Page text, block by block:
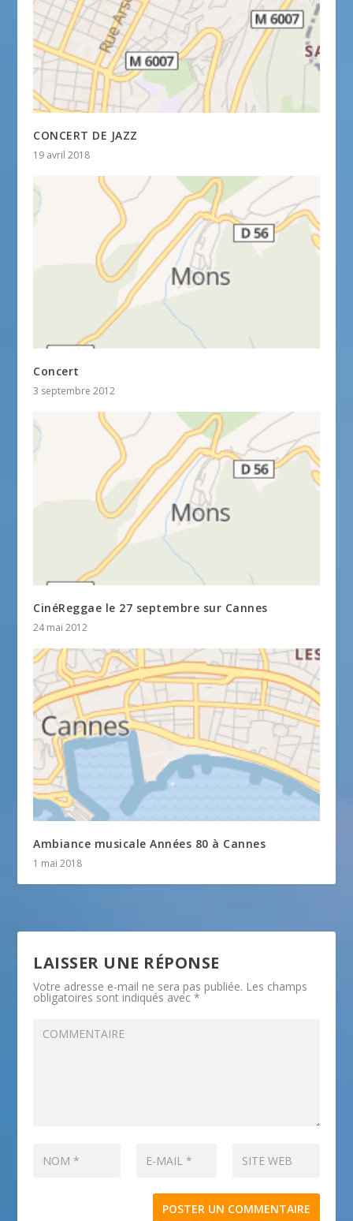
CONCERT DE JAZZ
19 avril 2018
Concert
3 septembre 2012
CinéReggae le 27 septembre sur Cannes
24 mai 2012
Ambiance musicale Années 80 à Cannes
1 mai 2018
LAISSER UNE RÉPONSE
Votre adresse e-mail ne sera pas publiée. Les champs
obligatoires sont indiqués avec*